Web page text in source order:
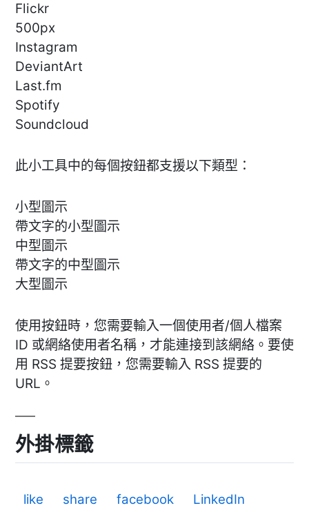
Flickr
500px
Instagram
DeviantArt
Last.fm
Spotify
Soundcloud
此小工具中的每個按鈕都支援以下類型：
小型圖示
帶文字的小型圖示
中型圖示
帶文字的中型圖示
大型圖示
使用按鈕時，您需要輸入一個使用者/個人檔案
ID 或網絡使用者名稱，才能連接到該網絡。要使
用 RSS 提要按鈕，您需要輸入 RSS 提要的
URL。
外掛標籤
like share facebook
LinkedIn